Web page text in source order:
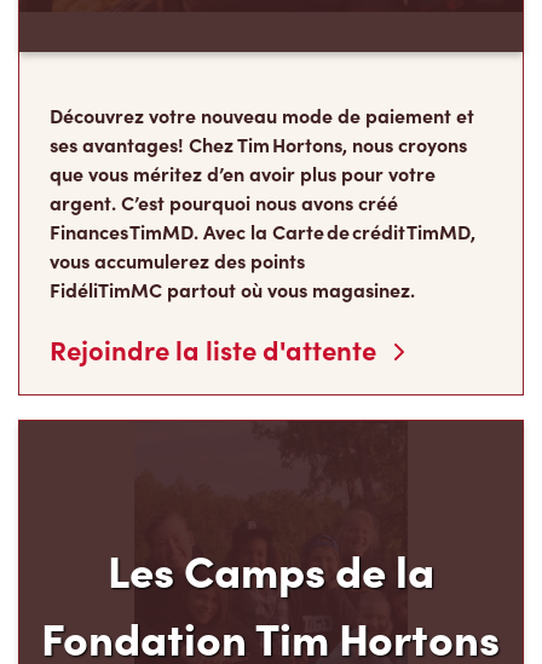
Découvrez votre nouveau mode de paiement et
que vous méritez d’en avoir plus pour votre
argent. C’est pourquoi nous avons créé
Finances TimMD. Avec la Carte de crédit TimMD,
vous accumulerez des points
FidéliTimMC partout où vous magasinez.
Rejoindre la liste d'attente
Fondation Tim Hortons